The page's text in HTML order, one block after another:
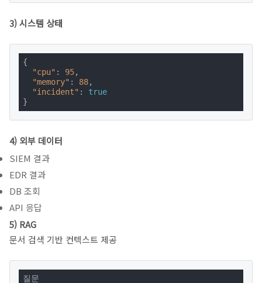
3) 시스템 상태
{
"cpu" : 95,
"memory" : 88,
"incident" : true
}
4) 외부 데이터
SIEM 결과
EDR 결과
DB 조회
API 응답
5) RAG
문서 검색 기반 컨텍스트 제공